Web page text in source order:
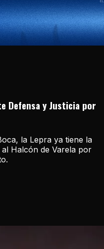
Defensa y Justicia por
la Lepra ya tiene la
Halcón de Varela por